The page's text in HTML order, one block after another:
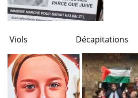
Viols Décapitations